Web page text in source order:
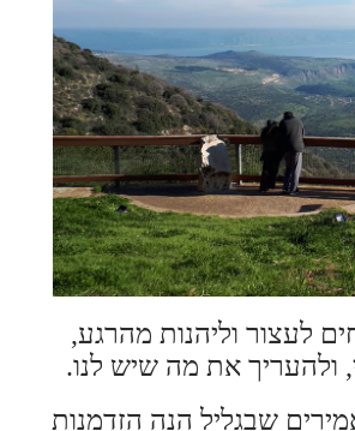
לעצור וליהנות מהרגע,
ולהעריך את מה שיש לנו.
שבגליל הנה הזדמנות